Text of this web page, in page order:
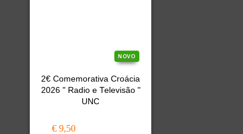
NOVO
2€ Comemorativa Croácia
2026 " Radio e Televisão "
UNC
€ 9,50